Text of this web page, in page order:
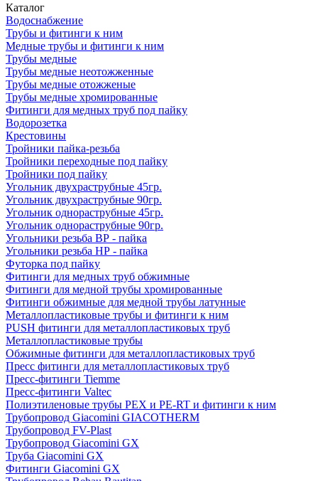
Каталог
Водоснабжение
Трубы и фитинги к ним
Медные трубы и фитинги к ним
Трубы медные
Трубы медные неотожженные
Трубы медные отожженые
Трубы медные хромированные
Фитинги для медных труб под пайку
Водорозетка
Крестовины
Тройники пайка-резьба
Тройники переходные под пайку
Тройники под пайку
Угольник двухраструбные 45гр.
Угольник двухраструбные 90гр.
Угольник однораструбные 45гр.
Угольник однораструбные 90гр.
Угольники резьба ВР - пайка
Угольники резьба НР - пайка
Футорка под пайку
Фитинги для медных труб обжимные
Фитинги для медной трубы хромированные
Фитинги обжимные для медной трубы латунные
Металлопластиковые трубы и фитинги к ним
PUSH фитинги для металлопластиковых труб
Металлопластиковые трубы
Обжимные фитинги для металлопластиковых труб
Пресс фитинги для металлопластиковых труб
Пресс-фитинги Tiemme
Пресс-фитинги Valtec
Полиэтиленовые трубы PEX и PE-RT и фитинги к ним
Трубопровод Giacomini GIACOTHERM
Трубопровод FV-Plast
Трубопровод Giacomini GX
Труба Giacomini GX
Фитинги Giacomini GX